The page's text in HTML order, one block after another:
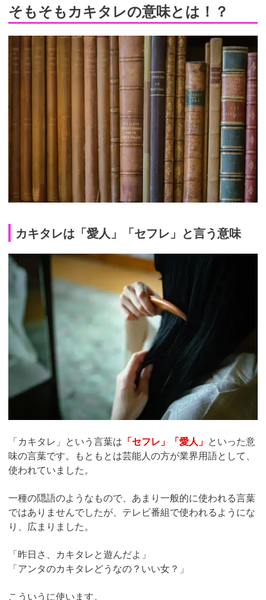
そもそもカキタレの意味とは！？
カキタレは「愛人」「セフレ」と言う意味
「カキタレ」という言葉は 「セフレ」「愛人」 といった意
味の言葉です。もともとは芸能人の方が業界用語として、
使われていました。
一種の隠語のようなもので、あまり一般的に使われる言葉
ではありませんでしたが、テレビ番組で使われるようにな
り、広まりました。
「昨日さ、カキタレと遊んだよ」
「アンタのカキタレどうなの？いい女？」
こういうに使います。